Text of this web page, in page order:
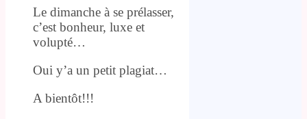
Le dimanche à se prélasser,
c’est bonheur, luxe et
volupté…
Oui y’a un petit plagiat…
A bientôt!!!